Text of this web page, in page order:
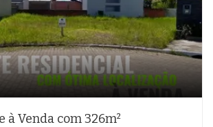
à Venda com 326m²